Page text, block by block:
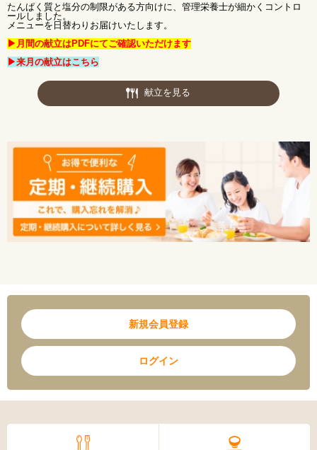
たんぱく質と塩分の制限がある方向けに、管理栄養士が細かくコントロ
ールしました。
メニューを日替わりお届けいたします。
▶月間の献立はPDFにてご確認いただけます
▶来月の献立はこちら
献立を見る
新規会員登録
ログイン